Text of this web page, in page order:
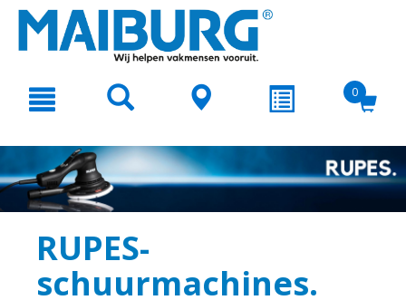
text.skipToNavigation
0
RUPES-
schuurmachines.